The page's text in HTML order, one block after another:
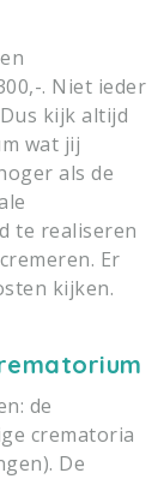
. Niet ieder
kijk altijd
wat jij
als de
te realiseren
Er
kijken.
de
crematoria
De